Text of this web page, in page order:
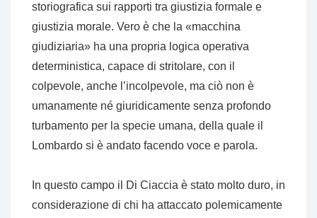
storiografica sui rapporti tra giustizia formale e
giustizia morale. Vero è che la «macchina
giudiziaria» ha una propria logica operativa
deterministica, capace di stritolare, con il
colpevole, anche l’incolpevole, ma ciò non è
umanamente né giuridicamente senza profondo
turbamento per la specie umana, della quale il
Lombardo si è andato facendo voce e parola.
In questo campo il Di Ciaccia è stato molto duro, in
considerazione di chi ha attaccato polemicamente